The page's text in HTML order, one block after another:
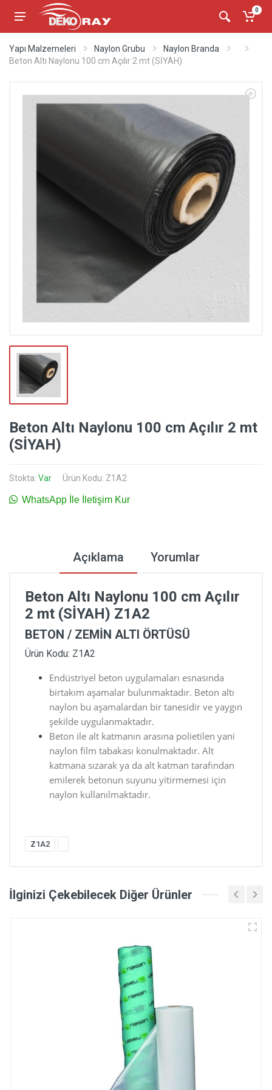
0
Yapı Malzemeleri Naylon Grubu
Naylon Branda
Beton Altı Naylonu 100 cm Açılır 2 mt (SİYAH)
Beton Altı Naylonu 100 cm Açılır 2 mt
(SİYAH)
Stokta: Var Ürün Kodu: Z1A2
WhatsApp İle İletişim Kur
Açıklama Yorumlar
Beton Altı Naylonu 100 cm Açılır
2 mt (SİYAH) Z1A2
BETON / ZEMİN ALTI ÖRTÜSÜ
Ürün Kodu: Z1A2
Endüstriyel beton uygulamaları esnasında
birtakım aşamalar bulunmaktadır. Beton altı
naylon bu aşamalardan bir tanesidir ve yaygın
şekilde uygulanmaktadır.
Beton ile alt katmanın arasına polietilen yani
naylon film tabakası konulmaktadır. Alt
katmana sızarak ya da alt katman tarafından
emilerek betonun suyunu yitirmemesi için
naylon kullanılmaktadır.
Z1A2
İlginizi Çekebilecek Diğer Ürünler